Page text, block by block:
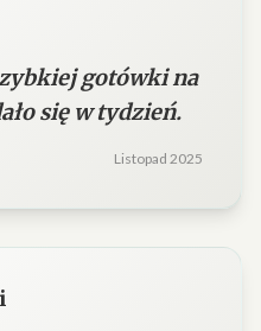
gotówki na
się w tydzień.
Listopad 2025